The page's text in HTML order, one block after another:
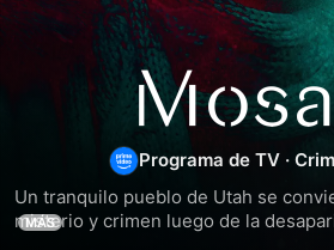
Mosaic
Programa de TV ·
Un tranquilo pueblo de Utah se
misterio y crimen luego de la
MÁS